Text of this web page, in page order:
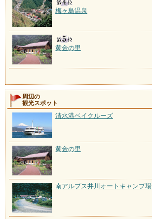
梅ヶ島温泉
黄金の里
周辺の
観光スポット
清水港ベイクルーズ
黄金の里
南アルプス井川オートキャンプ場